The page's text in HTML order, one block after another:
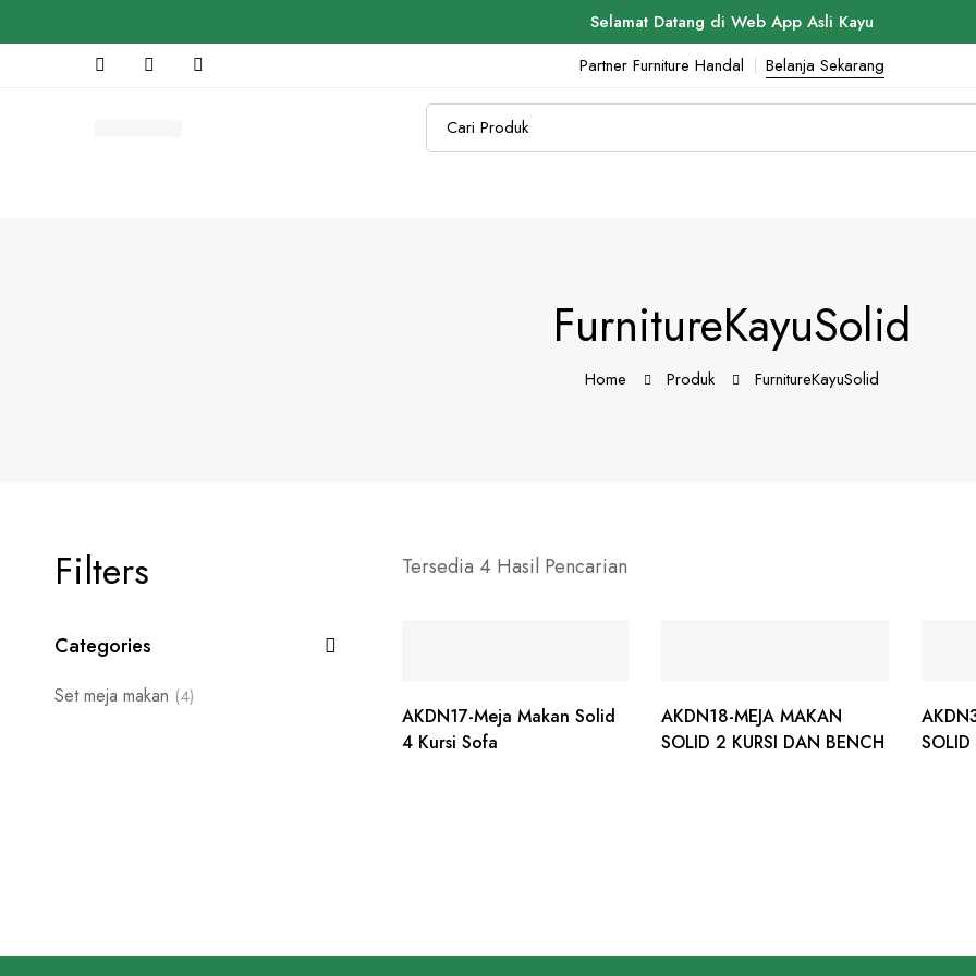
Selamat Datang di Web App Asli Kayu
Partner Furniture Handal
Belanja Sekarang
FurnitureKayuSolid
Home Produk FurnitureKayuSolid
Filters
Categories
Set meja makan (4)
Tersedia 4 Hasil Pencarian
AKDN17-Meja Makan Solid
4 Kursi Sofa
AKDN18-MEJA MAKAN
SOLID 2 KURSI DAN BENCH